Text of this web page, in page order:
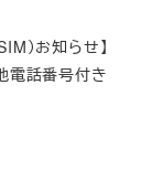
）お知らせ】
電話番号付き